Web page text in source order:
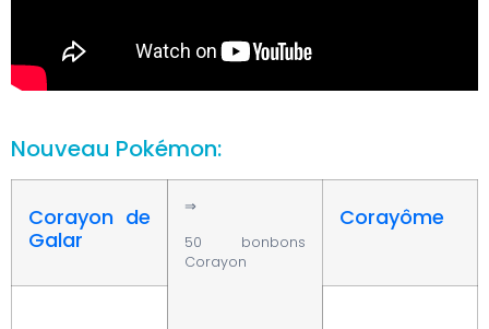
Nouveau Pokémon:
Corayon de
Galar
⇒
50 bonbons
Corayon
Corayôme